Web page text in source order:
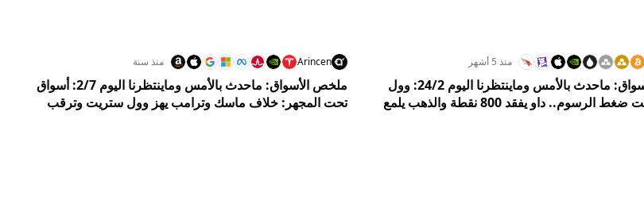
منذ 5 أشهر
ملخص الأسواق: ماحدث بالأمس وماينتظرنا اليوم 24/2: وول
ستريت تحت ضغط الرسوم.. داو يفقد 800 نقطة والذهب يلمع
Arincen منذ سنة
ملخص الأسواق: ماحدث بالأمس وماينتظرنا اليوم 2/7: أسواق
تحت المجهر: خلاف ماسك وترامب يهز وول ستريت وترقب